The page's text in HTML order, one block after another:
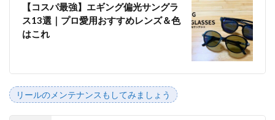
【コスパ最強】エギング偏光サングラ
ス13選｜プロ愛用おすすめレンズ＆色
はこれ
リールのメンテナンスもしてみましょう